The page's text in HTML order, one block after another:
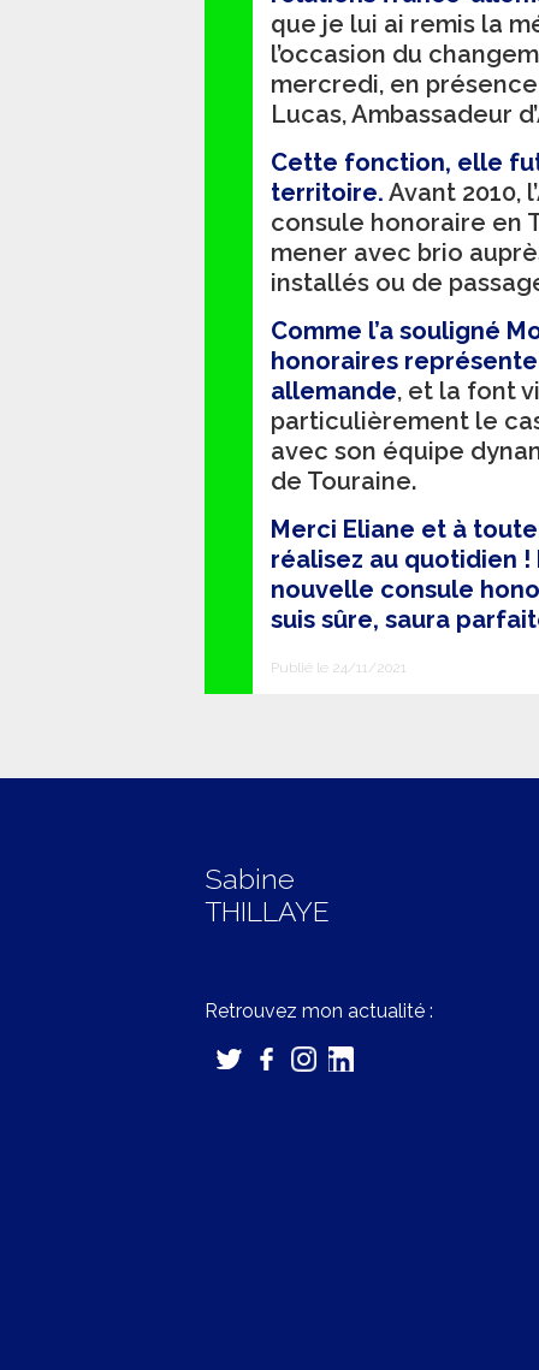
que je lui ai remis la
l’occasion du
mercredi, en
Lucas, Ambassadeur
Cette fonction, elle
territoire. Avant 2010,
consule honoraire en
mener avec brio
installés ou de
Comme l’a souligné
honoraires
allemande, et la font
particulièrement le
avec son équipe
de Touraine.
Merci Eliane et à
réalisez au quotidien
nouvelle consule
suis sûre, saura
Publié le 24/11/2021
Sabine
THILLAYE
Retrouvez mon actualité :